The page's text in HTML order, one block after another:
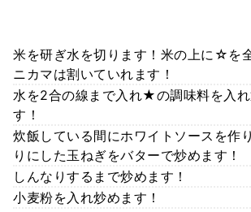
米を研ぎ水を切ります！米の上に☆を
ニカマは割いていれます！
水を2合の線まで入れ★の調味料を入れ
す！
炊飯している間にホワイトソースを作
りにした玉ねぎをバターで炒めます！
しんなりするまで炒めます！
小麦粉を入れ炒めます！